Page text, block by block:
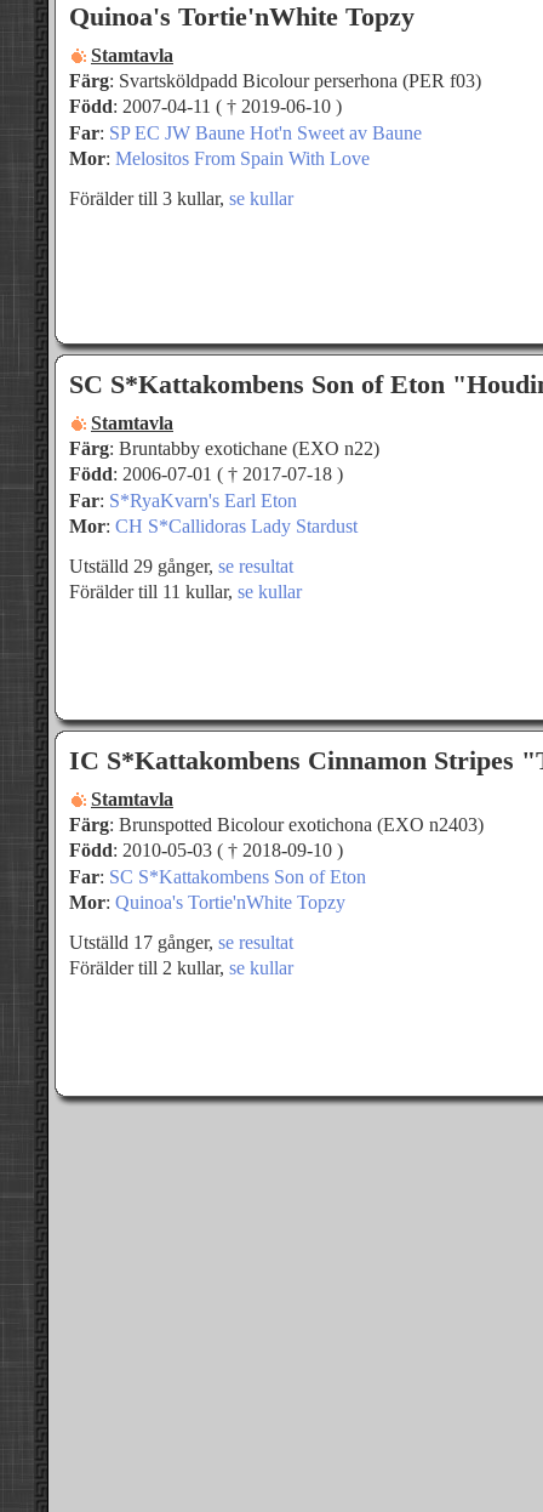
Quinoa's Tortie'nWhite Topzy
Stamtavla
Färg: Svartsköldpadd Bicolour perserhona (PER f03)
Född: 2007-04-11 ( † 2019-06-10 )
Far: SP EC JW Baune Hot'n Sweet av Baune
Mor: Melositos From Spain With Love
Förälder till 3 kullar, se kullar
SC S*Kattakombens Son of Eton
Stamtavla
Färg: Bruntabby exotichane (EXO n22)
Född: 2006-07-01 ( † 2017-07-18 )
Far: S*RyaKvarn's Earl Eton
Mor: CH S*Callidoras Lady Stardust
Utställd 29 gånger, se resultat
Förälder till 11 kullar, se kullar
IC S*Kattakombens Cinnamon Stripes
Stamtavla
Färg: Brunspotted Bicolour exotichona (EXO n2403)
Född: 2010-05-03 ( † 2018-09-10 )
Far: SC S*Kattakombens Son of Eton
Mor: Quinoa's Tortie'nWhite Topzy
Utställd 17 gånger, se resultat
Förälder till 2 kullar, se kullar